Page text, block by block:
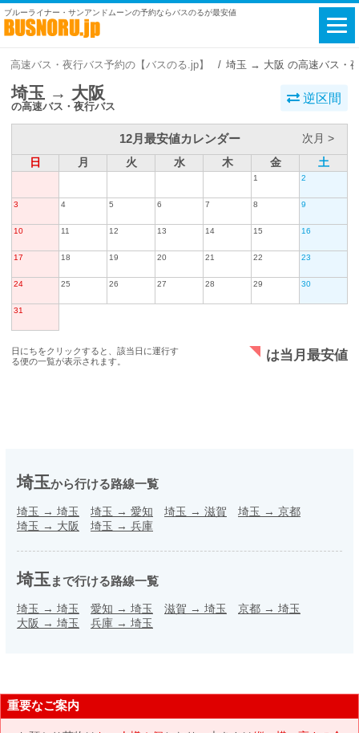
ブルーライナー・サンアンドムーンの予約ならバスのるが最安値
高速バス・夜行バス予約の【バスのる.jp】 埼玉 → 大阪 の高速バス・
埼玉 → 大阪
の高速バス・夜行バス
逆区間
12月最安値カレンダー
次月 >
日
月 火 水 木 金 土
1 2
3 4 5 6 7 8 9
10 11 12 13 14 15 16
17 18 19 20 21 22 23
24 25 26 27 28 29 30
31
日にちをクリックすると、該当日に運行す
る便の一覧が表示されます。
は当月最安値
埼玉から行ける路線一覧
埼玉 → 埼玉 埼玉 → 愛知 埼玉 → 滋賀 埼玉 → 京都
埼玉 → 大阪 埼玉 → 兵庫
埼玉 まで行ける路線一覧
埼玉 → 埼玉 愛知 → 埼玉 滋賀 → 埼玉 京都 → 埼玉
大阪 → 埼玉 兵庫 → 埼玉
重要なご案内